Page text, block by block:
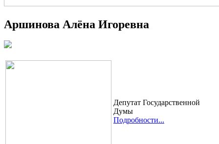
Аршинова Алёна Игоревна
Депутат Государственной
Думы
Подробности...